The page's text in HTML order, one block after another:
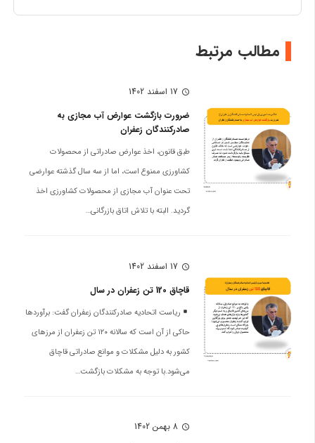
مطالب مرتبط
schedule 17 اسفند 1402
ضرورت بازگشت عوارض آب مجازی به
صادرکنندگان زعفران
طبق قانون، اخذ عوارض صادراتی از محصولات
کشاورزی ممنوع است، اما از سه سال گذشته عوارضی
تحت عنوان آب مجازی از محصولات کشاورزی اخذ
گردید. البته با تلاش اتاق بازرگانی…
schedule 17 اسفند 1402
قاچاق 120 تن زعفران در سال
ریاست اتحادیه صادرکنندگان زعفران گفت: برآورد‌ها
حاکی از آن است که سالانه ۱۲۰ تن زعفران از مرز‌های
کشور به دلیل مشکلات و موانع صادراتی قاچاق
می‌شود.با توجه به مشکلات بازگشت…
schedule 8 بهمن 1402